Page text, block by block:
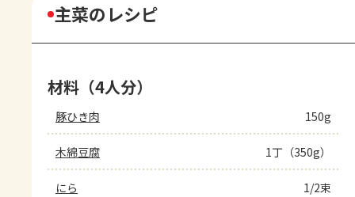
主菜のレシピ
材料（4人分）
豚ひき肉 150g
木綿豆腐 1丁（350g）
にら 1/2束